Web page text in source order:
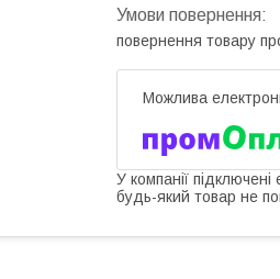
повернення товару
У компанії
будь-який товар не